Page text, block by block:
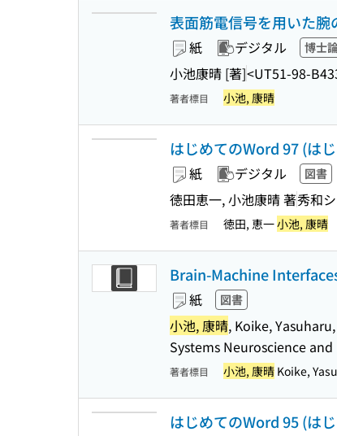
表面筋電信号を用いた
紙 デジタル 博士
小池康晴 [著]<UT51-98-
著者標目 小池, 康晴
はじめてのWord 97 (は
紙 デジタル 図書
徳田恵一, 小池康晴 著秀和
著者標目 徳田, 恵一小池, 康晴
Brain-Machine
紙 図書
小池, 康晴, Koike,
Systems Neuroscience
著者標目 小池, 康晴 Koike,
はじめてのWord 95 (は